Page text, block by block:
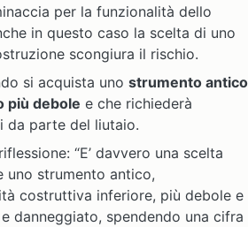
per la funzionalità dello
in questo caso la scelta di uno
scongiura il rischio.
si acquista uno strumento antico
più debole e che richiederà
da parte del liutaio.
“E’ davvero una scelta
uno strumento antico,
costruttiva inferiore, più debole e
danneggiato, spendendo una cifra